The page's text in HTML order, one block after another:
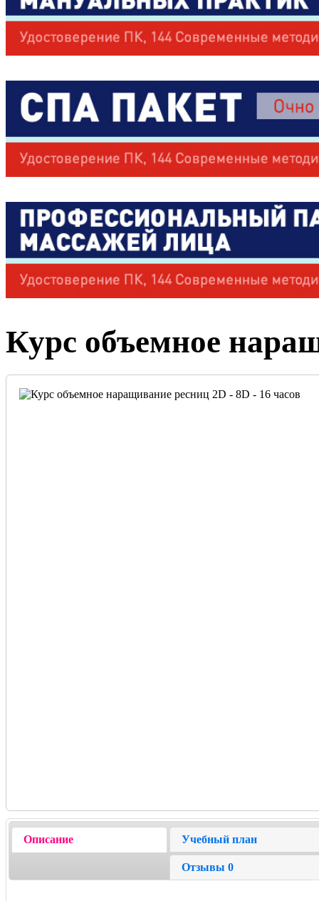
Курс объемное
Описание Учебный план
Отзывы0